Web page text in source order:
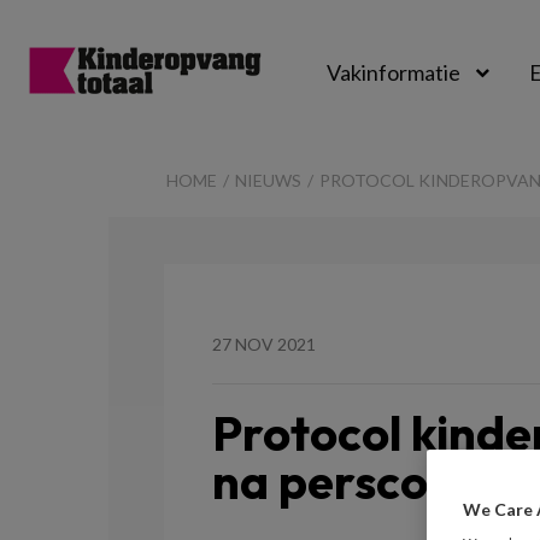
Vakinformatie
HOME NIEUWS PROTOCOL
27 NOV 2021
Protocol
na
We Care